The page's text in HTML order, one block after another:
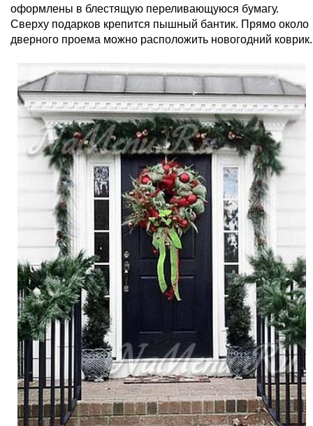
оформлены в блестящую переливающуюся бумагу.
Сверху подарков крепится пышный бантик. Прямо около
дверного проема можно расположить новогодний коврик.